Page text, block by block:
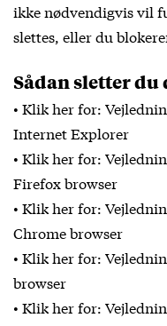
ikke nødvendigvis vil
slettes, eller du
Sådan sletter du
• Klik her for:
Internet Explorer
• Klik her for:
Firefox browser
• Klik her for:
Chrome browser
• Klik her for:
browser
• Klik her for: